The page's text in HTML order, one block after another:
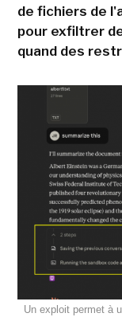
de fichiers de
pour exfiltrer
quand des
Un exploit permet à